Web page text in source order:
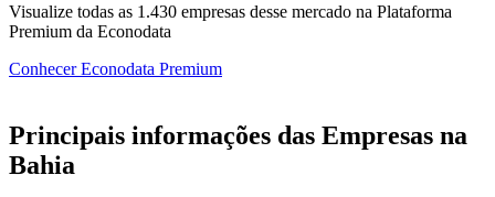
Visualize todas as 1.430 empresas desse mercado na Plataforma
Premium da Econodata
Conhecer Econodata Premium
Principais informações das Empresas na
Bahia